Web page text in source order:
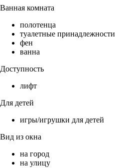
Ванная комната
полотенца
туалетные принадлежности
фен
ванна
Доступность
лифт
Для детей
игры/игрушки для детей
Вид из окна
на город
на улицу